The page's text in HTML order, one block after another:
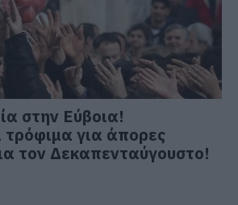
στην Εύβοια!
τρόφιμα για άπορες
τον Δεκαπενταύγουστο!